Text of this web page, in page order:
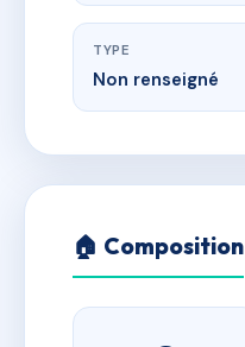
TYPE
Non renseigné
🏠 Composition